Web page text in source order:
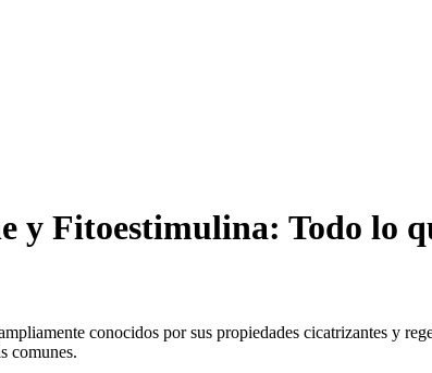
y Fitoestimulina: Todo lo
conocidos por sus propiedades cicatrizantes y
comunes.